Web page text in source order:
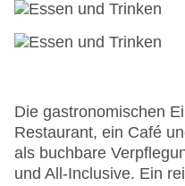
Garage
Hotelsafe
Minimarkt
Anzahl der
Anzahl der Aufzüge:
Haustiere
Die gastronomischen
Restaurant, ein Café
als buchbare
und All-Inclusive. Ein